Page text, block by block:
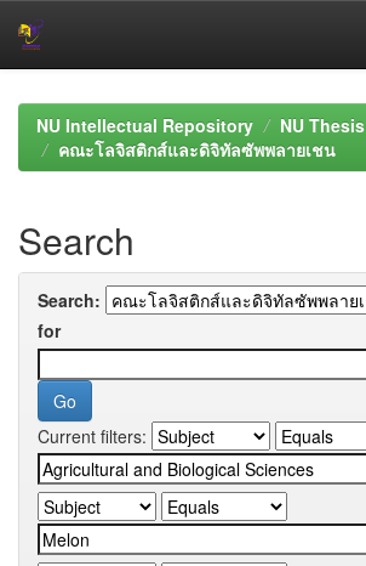
navigationNU Intellectual Repository
NU Thesis
คณะโลจิสติกส์และดิจิทัลซัพพลายเชน
Search
Search:
for
Current filters: